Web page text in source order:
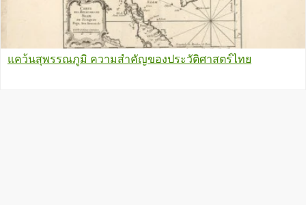
แคว้นสุพรรณภูมิ ความสำคัญของประวัติศาสตร์ไทย